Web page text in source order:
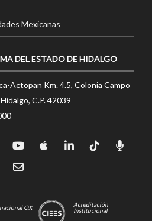
Mexicanas
DEL ESTADO DE HIDALGO
Actopan Km. 4.5, Colonia Campo
C.P. 42039
OX
Acreditación
Institucional